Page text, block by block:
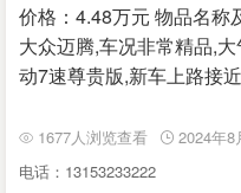
价格：4.48万元 物品名称
大众迈腾,车况非常精品,
动7速尊贵版,新车上路接
1677人浏览查看 2024年8
电话：13153233222